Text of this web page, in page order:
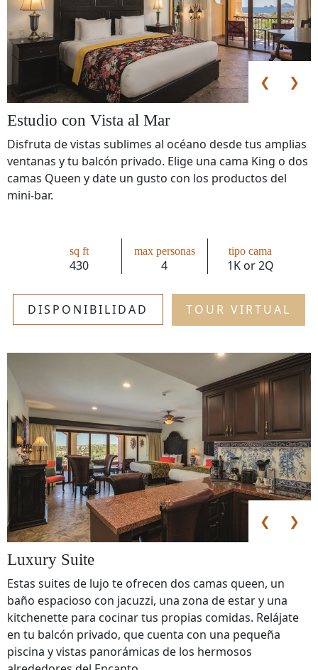
❮ ❯
Estudio con Vista al Mar
Disfruta de vistas sublimes al océano desde tus amplias
ventanas y tu balcón privado. Elige una cama King o dos
camas Queen y date un gusto con los productos del
mini-bar.
sq ft
430
max personas
4
tipo cama
1K or 2Q
DISPONIBILIDAD TOUR VIRTUAL
❮ ❯
Luxury Suite
Estas suites de lujo te ofrecen dos camas queen, un
baño espacioso con jacuzzi, una zona de estar y una
kitchenette para cocinar tus propias comidas. Relájate
en tu balcón privado, que cuenta con una pequeña
piscina y vistas panorámicas de los hermosos